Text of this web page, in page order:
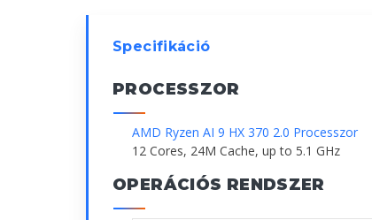
Specifikáció
PROCESSZOR
AMD Ryzen AI 9 HX 370 2.0 Processzor
12 Cores, 24M Cache, up to 5.1 GHz
OPERÁCIÓS RENDSZER